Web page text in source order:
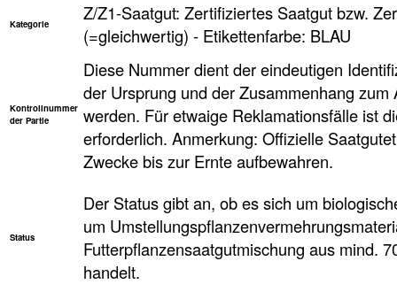
Kategorie
Z/Z1-Saatgut: Zertifiziertes Saatgut bzw.
(=gleichwertig) - Etikettenfarbe: BLAU
Kontrollnummer
der Partie
Diese Nummer dient der eindeutigen
der Ursprung und der Zusammenhang
werden. Für etwaige Reklamationsfälle ist
erforderlich. Anmerkung: Offizielle
Zwecke bis zur Ernte aufbewahren.
Status
Der Status gibt an, ob es sich um
um
Futterpflanzensaatgutmischung aus mind.
handelt.